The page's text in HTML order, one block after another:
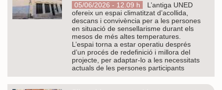
05/06/2026 - 12.09 h
L’antiga UNED
ofereix un espai climatitzat d’acollida,
descans i convivència per a les persones
en situació de sensellarisme durant els
mesos de més altes temperatures.
L’espai torna a estar operatiu després
d’un procés de redefinició i millora del
projecte, per adaptar-lo a les necessitats
actuals de les persones participants